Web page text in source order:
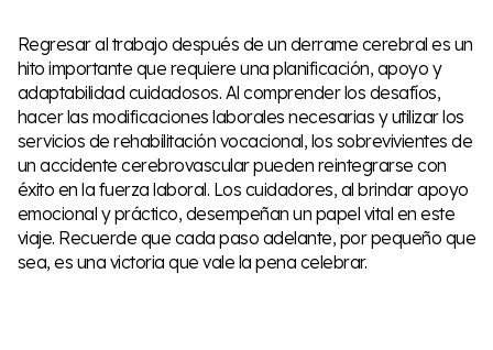
Regresar al trabajo después de un derrame cerebral es un
hito importante que requiere una planificación, apoyo y
adaptabilidad cuidadosos. Al comprender los desafíos,
hacer las modificaciones laborales necesarias y utilizar los
servicios de rehabilitación vocacional, los sobrevivientes de
un accidente cerebrovascular pueden reintegrarse con
éxito en la fuerza laboral. Los cuidadores, al brindar apoyo
emocional y práctico, desempeñan un papel vital en este
viaje. Recuerde que cada paso adelante, por pequeño que
sea, es una victoria que vale la pena celebrar.